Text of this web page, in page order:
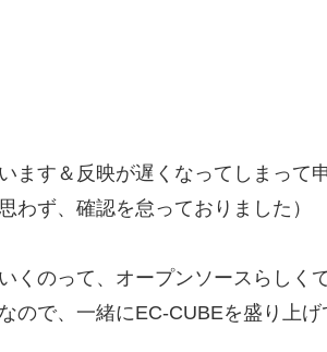
ます＆反映が遅くなってしまって
わず、確認を怠っておりました）
くのって、オープンソースらしく
ので、一緒にEC-CUBEを盛り上